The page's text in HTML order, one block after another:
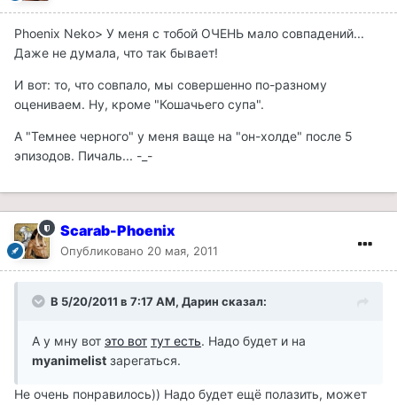
Phoenix Neko> У меня с тобой ОЧЕНЬ мало совпадений...
Даже не думала, что так бывает!
И вот: то, что совпало, мы совершенно по-разному
оцениваем. Ну, кроме "Кошачьего супа".
А "Темнее черного" у меня ваще на "он-холде" после 5
эпизодов. Пичаль... -_-
Scarab-Phoenix
Опубликовано 20 мая, 2011
В 5/20/2011 в 7:17 AM, Дарин сказал:
А у мну вот это вот тут есть. Надо будет и на
myanimelist зарегаться.
Не очень понравилось)) Надо будет ещё полазить, может